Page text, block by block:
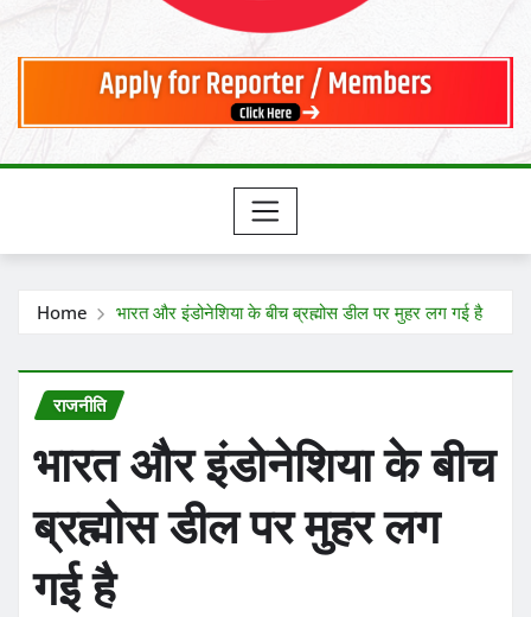
Home भारत और इंडोनेशिया के बीच ब्रह्मोस डील पर मुहर लग गई है
राजनीति
भारत और इंडोनेशिया के बीच
ब्रह्मोस डील पर मुहर लग
गई है